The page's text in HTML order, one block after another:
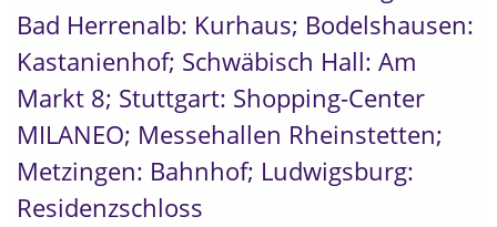
Bad Herrenalb: Kurhaus; Bodelshausen:
Kastanienhof; Schwäbisch Hall: Am
Markt 8; Stuttgart: Shopping-Center
MILANEO; Messehallen Rheinstetten;
Metzingen: Bahnhof; Ludwigsburg:
Residenzschloss